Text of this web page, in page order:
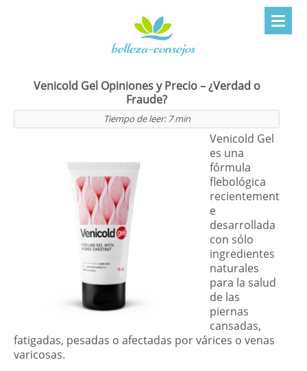
Venicold Gel Opiniones y Precio – ¿Verdad o
Fraude?
Tiempo de leer: 7 min
Venicold Gel
es una
fórmula
flebológica
recientement
e
desarrollada
con sólo
ingredientes
naturales
para la salud
de las
piernas
cansadas,
fatigadas, pesadas o afectadas por várices o venas
varicosas.